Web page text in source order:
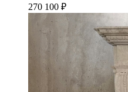
270 100 ₽